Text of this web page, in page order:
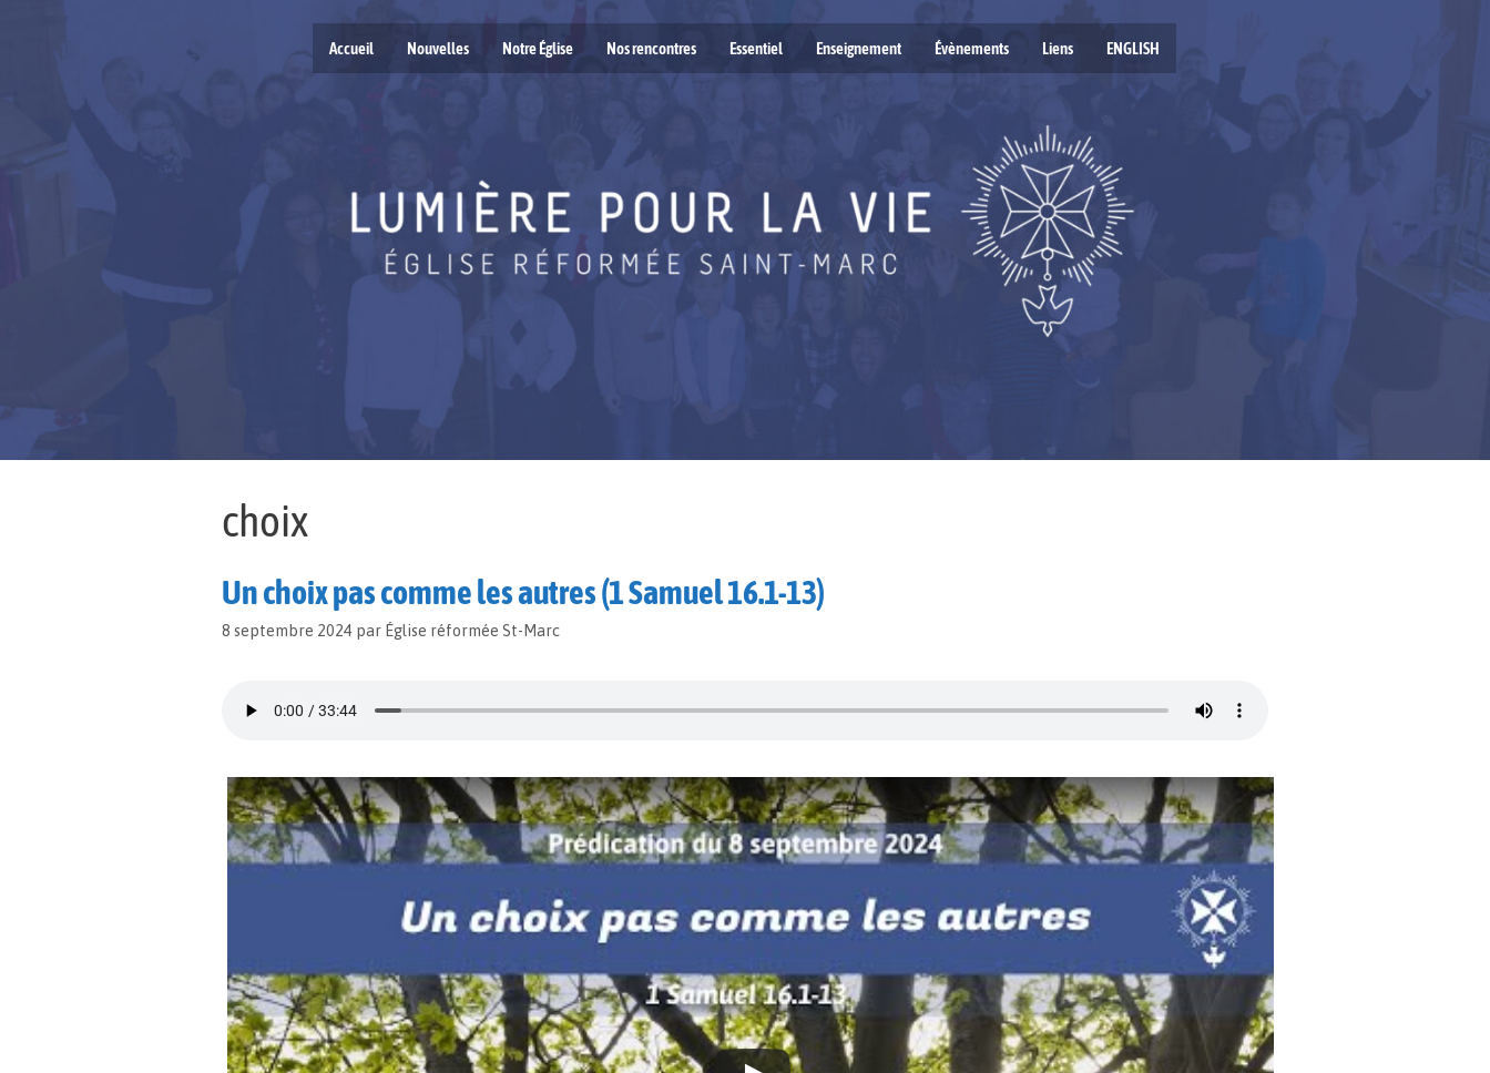
Accueil Nouvelles Notre Église Nos rencontres Essentiel Enseignement Évènements Liens ENGLISH
choix
Un choix pas comme les autres (1 Samuel 16.1-13)
8 septembre 2024 par Église réformée St-Marc